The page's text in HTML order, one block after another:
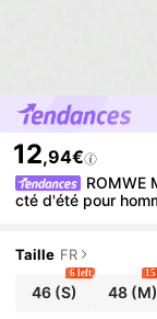
12,94€
ROMWE
cté d'été pour
Taille FR
46(S)
6 left
48 (M)